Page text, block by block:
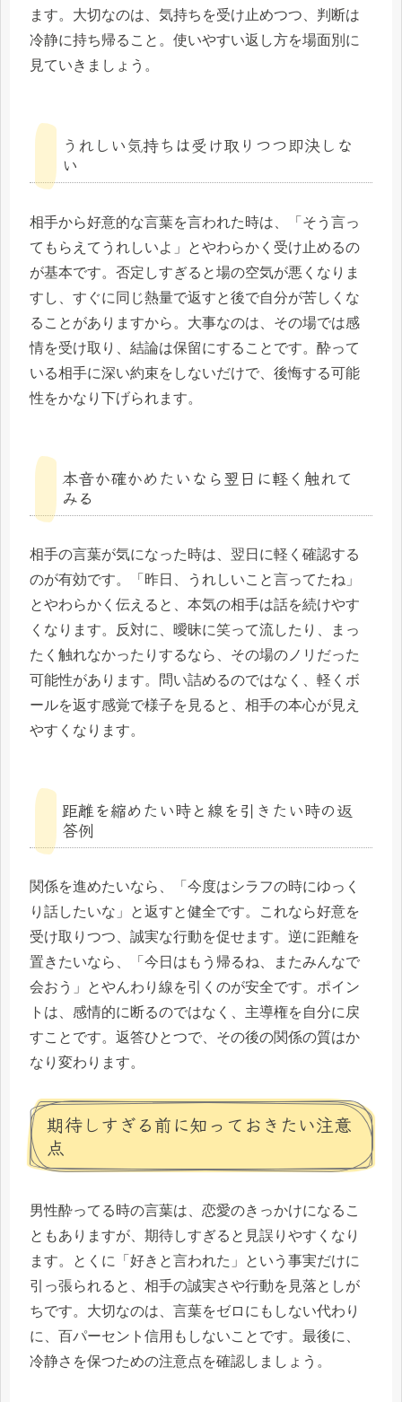
ます。大切なのは、気持ちを受け止めつつ、判断は
冷静に持ち帰ること。使いやすい返し方を場面別に
見ていきましょう。
うれしい気持ちは受け取りつつ即決しな
い
相手から好意的な言葉を言われた時は、「そう言っ
てもらえてうれしいよ」とやわらかく受け止めるの
が基本です。否定しすぎると場の空気が悪くなりま
すし、すぐに同じ熱量で返すと後で自分が苦しくな
ることがありますから。大事なのは、その場では感
情を受け取り、結論は保留にすることです。酔って
いる相手に深い約束をしないだけで、後悔する可能
性をかなり下げられます。
本音か確かめたいなら翌日に軽く触れて
みる
相手の言葉が気になった時は、翌日に軽く確認する
のが有効です。「昨日、うれしいこと言ってたね」
とやわらかく伝えると、本気の相手は話を続けやす
くなります。反対に、曖昧に笑って流したり、まっ
たく触れなかったりするなら、その場のノリだった
可能性があります。問い詰めるのではなく、軽くボ
ールを返す感覚で様子を見ると、相手の本心が見え
やすくなります。
距離を縮めたい時と線を引きたい時の返
答例
関係を進めたいなら、「今度はシラフの時にゆっく
り話したいな」と返すと健全です。これなら好意を
受け取りつつ、誠実な行動を促せます。逆に距離を
置きたいなら、「今日はもう帰るね、またみんなで
会おう」とやんわり線を引くのが安全です。ポイン
トは、感情的に断るのではなく、主導権を自分に戻
すことです。返答ひとつで、その後の関係の質はか
なり変わります。
期待しすぎる前に知っておきたい注意
点
男性酔ってる時の言葉は、恋愛のきっかけになるこ
ともありますが、期待しすぎると見誤りやすくなり
ます。とくに「好きと言われた」という事実だけに
引っ張られると、相手の誠実さや行動を見落としが
ちです。大切なのは、言葉をゼロにもしない代わり
に、百パーセント信用もしないことです。最後に、
冷静さを保つための注意点を確認しましょう。